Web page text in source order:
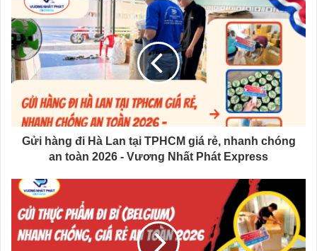
Gửi hàng đi Hà Lan tại TPHCM giá rẻ, nhanh chóng
an toàn 2026 - Vương Nhất Phát Express